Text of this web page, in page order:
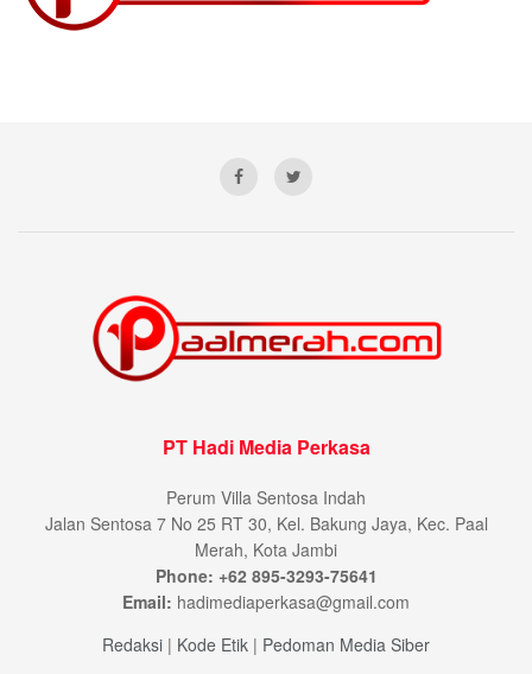
PT Hadi Media Perkasa
Perum Villa Sentosa Indah
Jalan Sentosa 7 No 25 RT 30, Kel. Bakung Jaya, Kec. Paal
Merah, Kota Jambi
Phone: +62 895-3293-75641
Email: hadimediaperkasa@gmail.com
Redaksi | Kode Etik | Pedoman Media Siber